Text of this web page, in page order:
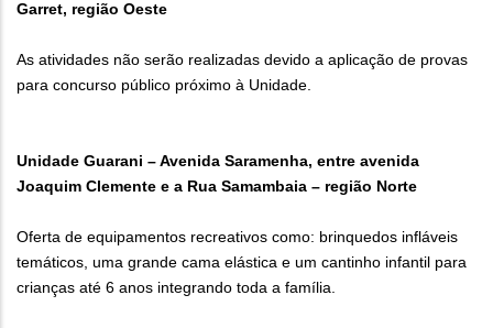
Garret, região Oeste
As atividades não serão realizadas devido a aplicação de provas
para concurso público próximo à Unidade.
Unidade Guarani – Avenida Saramenha, entre avenida
Joaquim Clemente e a Rua Samambaia – região Norte
Oferta de equipamentos recreativos como: brinquedos infláveis
temáticos, uma grande cama elástica e um cantinho infantil para
crianças até 6 anos integrando toda a família.